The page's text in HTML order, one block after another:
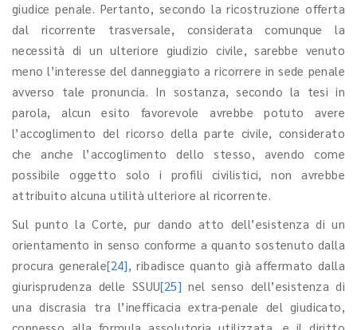
giudice penale. Pertanto, secondo la ricostruzione offerta
dal ricorrente trasversale, considerata comunque la
necessità di un ulteriore giudizio civile, sarebbe venuto
meno l’interesse del danneggiato a ricorrere in sede penale
avverso tale pronuncia. In sostanza, secondo la tesi in
parola, alcun esito favorevole avrebbe potuto avere
l’accoglimento del ricorso della parte civile, considerato
che anche l’accoglimento dello stesso, avendo come
possibile oggetto solo i profili civilistici, non avrebbe
attribuito alcuna utilità ulteriore al ricorrente.
Sul punto la Corte, pur dando atto dell’esistenza di un
orientamento in senso conforme a quanto sostenuto dalla
procura generale[24], ribadisce quanto già affermato dalla
giurisprudenza delle SSUU[25] nel senso dell’esistenza di
una discrasia tra l’inefficacia extra-penale del giudicato,